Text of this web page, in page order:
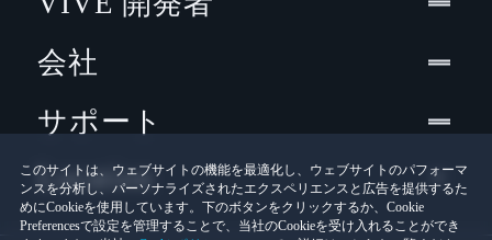
このサイトは、ウェブサイトの機能を最適化し、ウェブサイトのパフォーマ
ンスを分析し、パーソナライズされたエクスペリエンスと広告を提供するた
めにCookieを使用しています。下のボタンをクリックするか、Cookie
Preferencesで設定を管理することで、当社のCookieを受け入れることができ
会社
サポート
Location